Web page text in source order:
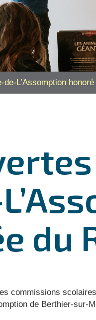
L’Assomption
du
commissions
de Berthier-sur-